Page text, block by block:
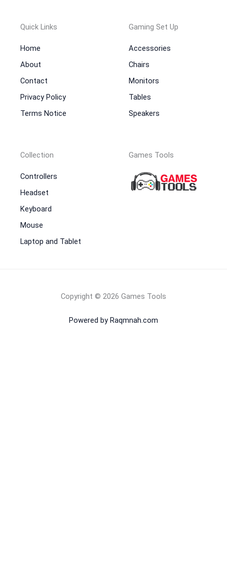
Quick Links
Home
About
Contact
Privacy Policy
Terms Notice
Gaming Set Up
Accessories
Chairs
Monitors
Tables
Speakers
Collection
Controllers
Headset
Keyboard
Mouse
Laptop and Tablet
Games Tools
Copyright © 2026 Games Tools
Powered by Raqmnah.com